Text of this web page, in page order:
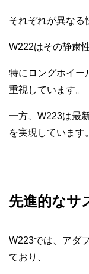
それぞれが異なる
W222はその静粛
特にロングホイー
重視しています。
一方、W223は最
を実現しています。
先進的なサ
W223では、アダ
ており、